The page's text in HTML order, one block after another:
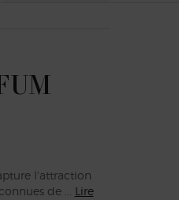
l'attraction
de ... Lire